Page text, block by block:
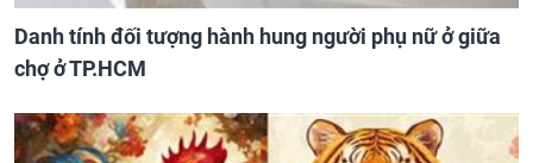
Danh tính đối tượng hành hung người phụ nữ ở giữa
chợ ở TP.HCM